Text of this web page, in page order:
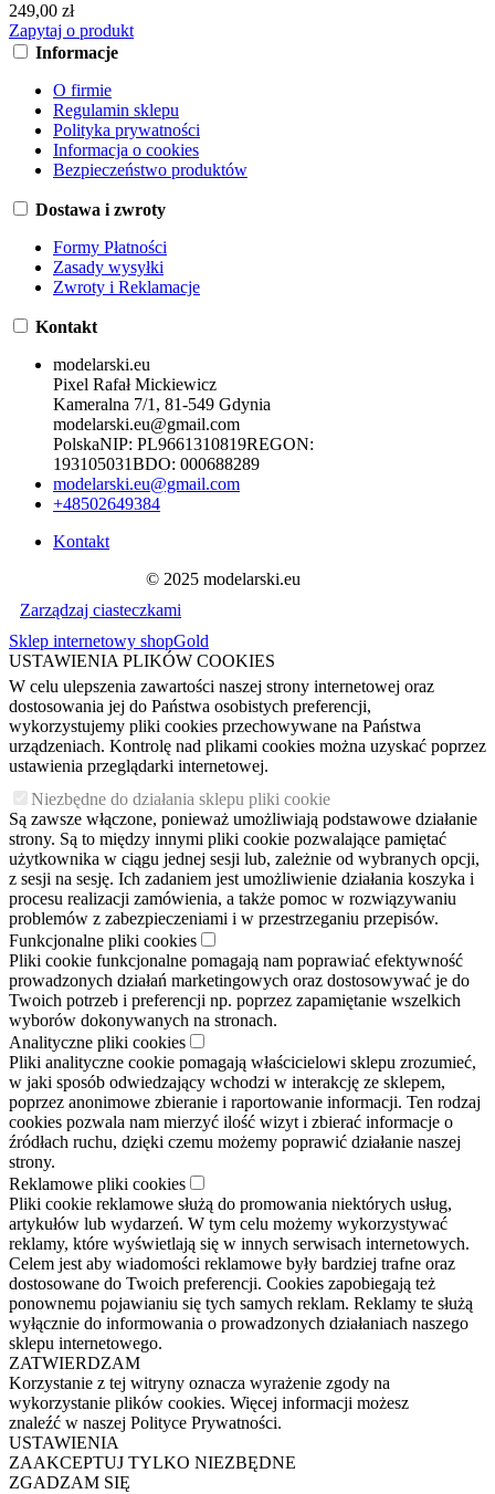
249,00 zł
Zapytaj o produkt
Informacje
O firmie
Regulamin sklepu
Polityka prywatności
Informacja o cookies
Bezpieczeństwo produktów
Dostawa i zwroty
Formy Płatności
Zasady wysyłki
Zwroty i Reklamacje
Kontakt
modelarski.eu
Pixel Rafał Mickiewicz
Kameralna 7/1, 81-549 Gdynia
modelarski.eu@gmail.com
PolskaNIP: PL9661310819REGON:
193105031BDO: 000688289
modelarski.eu@gmail.com
+48502649384
Kontakt
© 2025 modelarski.eu
Zarządzaj ciasteczkami
Sklep internetowy shopGold
USTAWIENIA PLIKÓW COOKIES
W celu ulepszenia zawartości naszej strony internetowej oraz
dostosowania jej do Państwa osobistych preferencji,
wykorzystujemy pliki cookies przechowywane na Państwa
urządzeniach. Kontrolę nad plikami cookies można uzyskać poprzez
ustawienia przeglądarki internetowej.
Niezbędne do działania sklepu pliki cookie
Są zawsze włączone, ponieważ umożliwiają podstawowe działanie
strony. Są to między innymi pliki cookie pozwalające pamiętać
użytkownika w ciągu jednej sesji lub, zależnie od wybranych opcji,
z sesji na sesję. Ich zadaniem jest umożliwienie działania koszyka i
procesu realizacji zamówienia, a także pomoc w rozwiązywaniu
problemów z zabezpieczeniami i w przestrzeganiu przepisów.
Funkcjonalne pliki cookies
Pliki cookie funkcjonalne pomagają nam poprawiać efektywność
prowadzonych działań marketingowych oraz dostosowywać je do
Twoich potrzeb i preferencji np. poprzez zapamiętanie wszelkich
wyborów dokonywanych na stronach.
Analityczne pliki cookies
Pliki analityczne cookie pomagają właścicielowi sklepu zrozumieć,
w jaki sposób odwiedzający wchodzi w interakcję ze sklepem,
poprzez anonimowe zbieranie i raportowanie informacji. Ten rodzaj
cookies pozwala nam mierzyć ilość wizyt i zbierać informacje o
źródłach ruchu, dzięki czemu możemy poprawić działanie naszej
strony.
Reklamowe pliki cookies
Pliki cookie reklamowe służą do promowania niektórych usług,
artykułów lub wydarzeń. W tym celu możemy wykorzystywać
reklamy, które wyświetlają się w innych serwisach internetowych.
Celem jest aby wiadomości reklamowe były bardziej trafne oraz
dostosowane do Twoich preferencji. Cookies zapobiegają też
ponownemu pojawianiu się tych samych reklam. Reklamy te służą
wyłącznie do informowania o prowadzonych działaniach naszego
sklepu internetowego.
ZATWIERDZAM
Korzystanie z tej witryny oznacza wyrażenie zgody na
wykorzystanie plików cookies. Więcej informacji możesz
znaleźć w naszej Polityce Prywatności.
USTAWIENIA
ZAAKCEPTUJ TYLKO NIEZBĘDNE
ZGADZAM SIĘ